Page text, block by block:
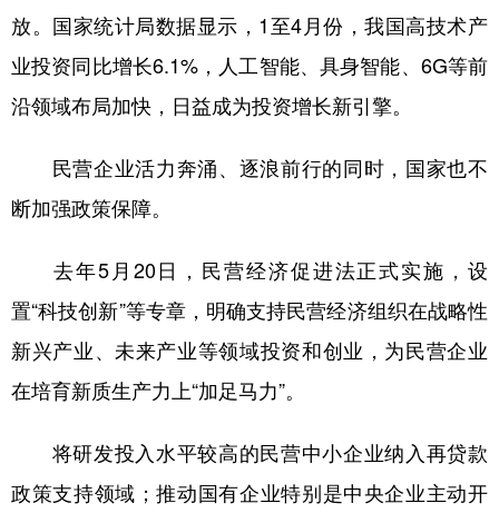
放。国家统计局数据显示，1至4月份，我国高技术产
业投资同比增长6.1%，人工智能、具身智能、6G等前
沿领域布局加快，日益成为投资增长新引擎。
民营企业活力奔涌、逐浪前行的同时，国家也不
断加强政策保障。
去年5月20日，民营经济促进法正式实施，设
置“科技创新”等专章，明确支持民营经济组织在战略性
新兴产业、未来产业等领域投资和创业，为民营企业
在培育新质生产力上“加足马力”。
将研发投入水平较高的民营中小企业纳入再贷款
政策支持领域；推动国有企业特别是中央企业主动开